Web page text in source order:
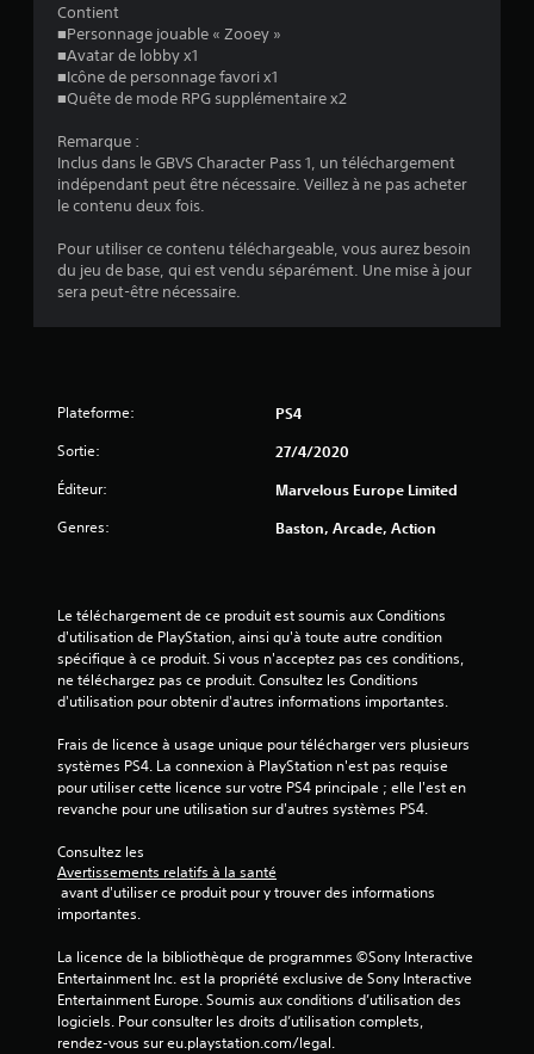
s
u
r
5
(
s
Contient
■Personnage jouable « Zooey »
■Avatar de lobby x1
■Icône de personnage favori x1
■Quête de mode RPG supplémentaire x2
Remarque :
Inclus dans le GBVS Character Pass 1, un téléchargement
indépendant peut être nécessaire. Veillez à ne pas acheter
le contenu deux fois.
Pour utiliser ce contenu téléchargeable, vous aurez besoin
du jeu de base, qui est vendu séparément. Une mise à jour
sera peut-être nécessaire.
Plateforme: PS4
Sortie: 27/4/2020
Éditeur: Marvelous Europe Limited
Genres: Baston, Arcade, Action
Le téléchargement de ce produit est soumis aux Conditions
d'utilisation de PlayStation, ainsi qu'à toute autre condition
spécifique à ce produit. Si vous n'acceptez pas ces conditions,
ne téléchargez pas ce produit. Consultez les Conditions
d'utilisation pour obtenir d'autres informations importantes.
Frais de licence à usage unique pour télécharger vers plusieurs
systèmes PS4. La connexion à PlayStation n'est pas requise
pour utiliser cette licence sur votre PS4 principale ; elle l'est en
revanche pour une utilisation sur d'autres systèmes PS4.
Consultez les
Avertissements relatifs à la santé
importantes.
La licence de la bibliothèque de programmes ©Sony Interactive
Entertainment Inc. est la propriété exclusive de Sony Interactive
Entertainment Europe. Soumis aux conditions d’utilisation des
logiciels. Pour consulter les droits d’utilisation complets,
rendez-vous sur eu.playstation.com/legal.